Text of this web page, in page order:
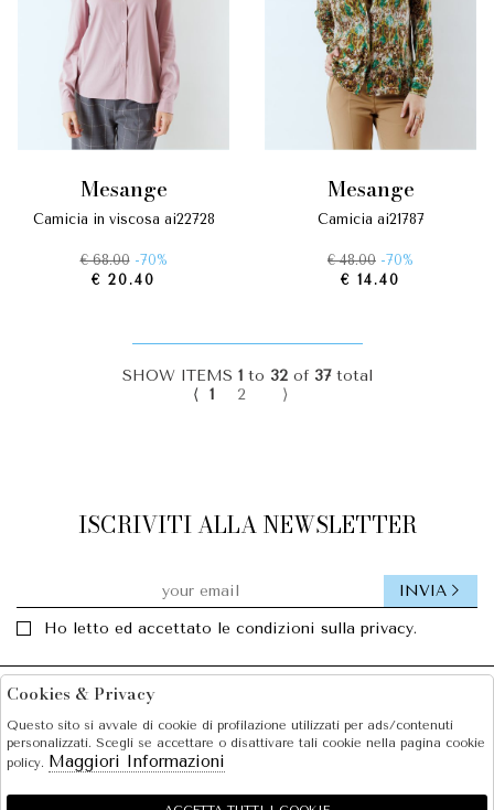
mesange
camicia in viscosa ai22728
€ 68.00 -70%
€ 20.40
mesange
camicia ai21787
€ 48.00 -70%
€ 14.40
SHOW ITEMS 1to 32of 37total
⟨
1 2 ⟩
ISCRIVITI ALLA NEWSLETTER
Ho letto ed accettato le condizioni sulla privacy.
INVIA
SOLE S.R.L.
SHOPPING
Cookies & Privacy
Questo sito si avvale di cookie di profilazione utilizzati per ads/contenuti
personalizzati. Scegli se accettare o disattivare tali cookie nella pagina cookie
policy. Maggiori Informazioni